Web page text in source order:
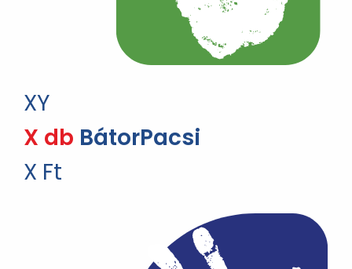
XY
X db BátorPacsi
X Ft